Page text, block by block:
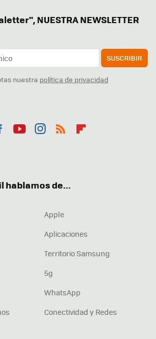
NUESTRA NEWSLETTER
SUSCRIBIR
nuestra política de privacidad
hablamos de...
Apple
Aplicaciones
Territorio Samsung
5g
WhatsApp
Conectividad y Redes